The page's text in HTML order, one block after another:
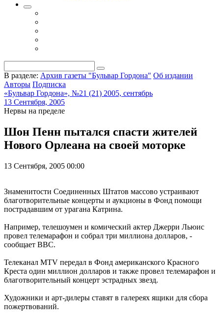
В разделе: Архив газеты "Бульвар Гордона" Об издании
Авторы Подписка
«Бульвар Гордона», №21 (21) 2005, сентябрь
13 Сентября, 2005
Нервы на пределе
Шон Пенн пытался спасти жителей
Нового Орлеана на своей моторке
13 Сентября, 2005 00:00
Знаменитости Соединенных Штатов массово устраивают
благотворительные концерты и аукционы в Фонд помощи
пострадавшим от урагана Катрина.
Например, телешоумен и комический актер Джерри Льюис
провел телемарафон и собрал три миллиона долларов, -
сообщает ВВС.
Телеканал MTV передал в Фонд американского Красного
Креста один миллион долларов и также провел телемарафон и
благотворительный концерт эстрадных звезд.
Художники и арт-дилеры ставят в галереях ящики для сбора
пожертвований.